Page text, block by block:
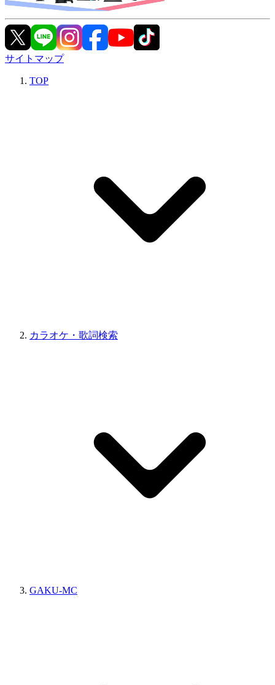
サイトマップ
TOP
カラオケ・歌詞検索
GAKU-MC